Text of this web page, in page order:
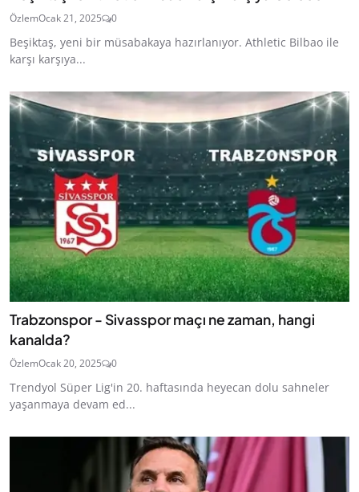
ÖzlemOcak 21, 2025 0
Beşiktaş, yeni bir müsabakaya hazırlanıyor. Athletic Bilbao ile
karşı karşıya...
Trabzonspor - Sivasspor maçı ne zaman, hangi
kanalda?
ÖzlemOcak 20, 2025 0
Trendyol Süper Lig'in 20. haftasında heyecan dolu sahneler
yaşanmaya devam ed...